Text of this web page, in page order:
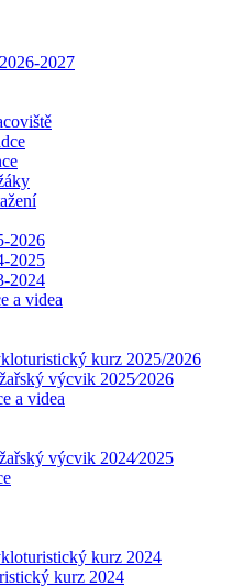
2027
2026
2025
2024
a videa
kurz 2025/2026
výcvik 2025⁄2026
a videa
výcvik 2024⁄2025
kurz 2024
kurz 2024